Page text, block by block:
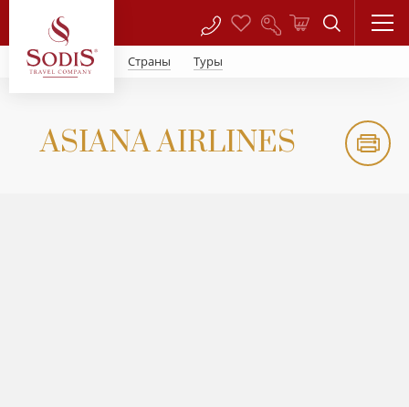
Страны Туры
ASIANA AIRLINES